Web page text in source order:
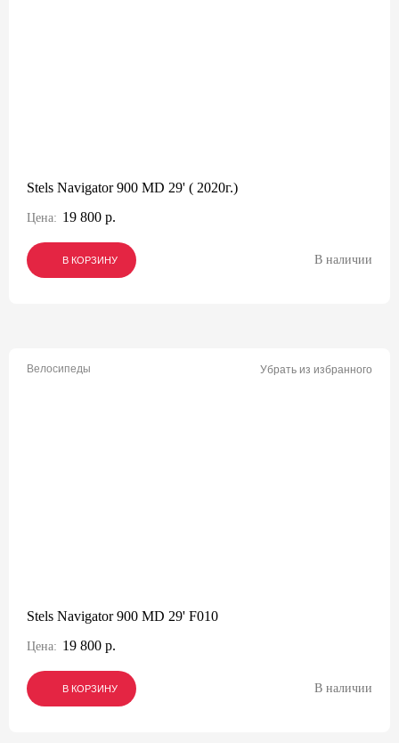
Stels Navigator 900 MD 29' ( 2020г.)
Цена: 19 800 р.
В КОРЗИНУ
В КОРЗИНУ
В КОРЗИНУ В наличии
Велосипеды Убрать из избранного
Stels Navigator 900 MD 29' F010
Цена: 19 800 р.
В КОРЗИНУ
В КОРЗИНУ
В КОРЗИНУ В наличии